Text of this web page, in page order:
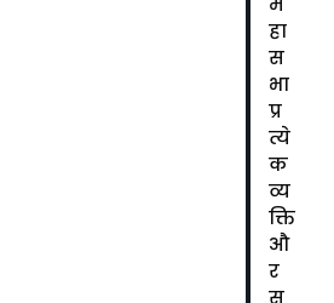
हा
स
भा
प्र
त्ये
क
व्य
क्ति
औ
र
स